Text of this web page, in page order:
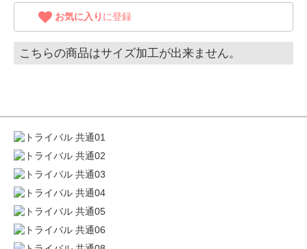
お気に入り に登録
こちらの商品はサイズ加工が出来ません。